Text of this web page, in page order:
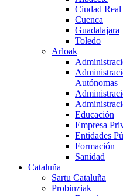
Ciudad Real
Cuenca
Guadalajara
Toledo
Arloak
Autónomas
Educación
Empresa
Entidades
Formación
Sanidad
Cataluña
Sartu Cataluña
Probinziak